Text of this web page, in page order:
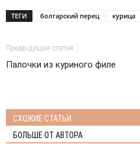
ТЕГИ болгарский перец курица
Предыдущая статья
Палочки из куриного филе
СХОЖИЕ СТАТЬИ
БОЛЬШЕ ОТ АВТОРА